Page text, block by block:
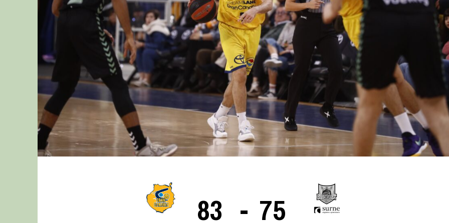
83 - 75
La entrevista bTactic
La entrevista bTactic
mayo 7, 2026
Nos hacemos mayores. Vamos creciendo. Tanto así
que el próximo 20 de mayo celebramos nuestro
cuarto cumpleaños. Y todo crecimiento conlleva